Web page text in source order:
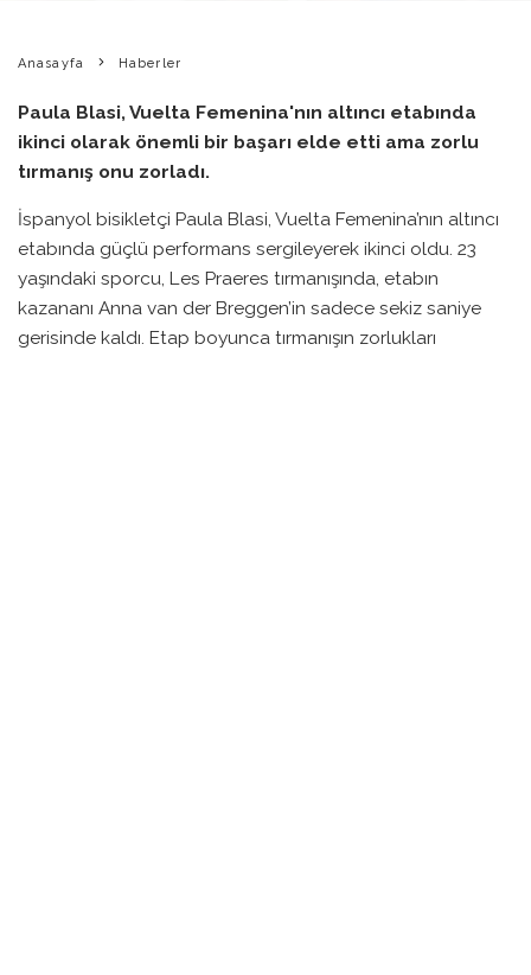
Anasayfa Haberler
Paula Blasi, Vuelta Femenina'nın altıncı etabında
ikinci olarak önemli bir başarı elde etti ama zorlu
tırmanış onu zorladı.
İspanyol bisikletçi Paula Blasi, Vuelta Femenina’nın altıncı
etabında güçlü performans sergileyerek ikinci oldu. 23
yaşındaki sporcu, Les Praeres tırmanışında, etabın
kazananı Anna van der Breggen’in sadece sekiz saniye
gerisinde kaldı. Etap boyunca tırmanışın zorlukları